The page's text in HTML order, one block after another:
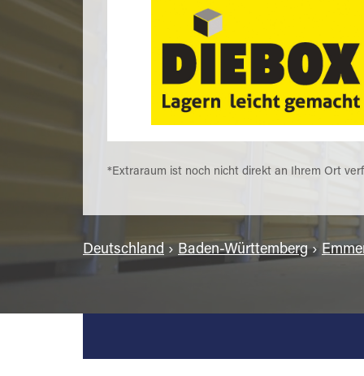
*Extraraum ist noch nicht direkt an Ihrem Ort
Deutschland › Baden-Württemberg›